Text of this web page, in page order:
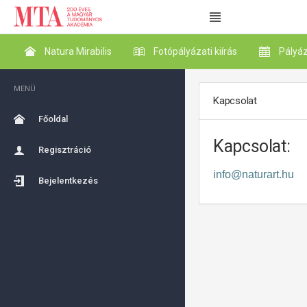
Natura Mirabilis Fotópályázati kiírás
MENÜ
Főoldal
Regisztráció
Bejelentkezés
Kapcsolat
Kapcsolat:
info@naturart.hu